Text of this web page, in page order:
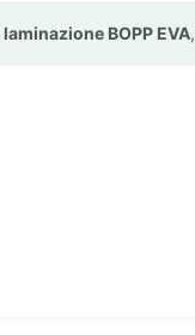
BOPP EVA,